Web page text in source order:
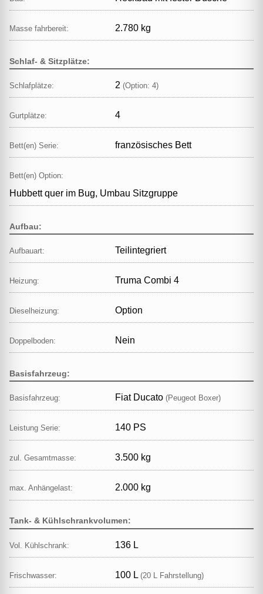
Masse fahrbereit: 2.780 kg
Schlaf- & Sitzplätze:
Schlafplätze: 2 (Option: 4)
Gurtplätze: 4
Bett(en) Serie: französisches Bett
Bett(en) Option:
Hubbett quer im Bug, Umbau Sitzgruppe
Aufbau:
Aufbauart: Teilintegriert
Heizung: Truma Combi 4
Dieselheizung: Option
Doppelboden: Nein
Basisfahrzeug:
Basisfahrzeug: Fiat Ducato (Peugeot Boxer)
Leistung Serie: 140 PS
zul. Gesamtmasse: 3.500 kg
max. Anhängelast: 2.000 kg
Tank- & Kühlschrankvolumen:
Vol. Kühlschrank: 136 L
Frischwasser: 100 L (20 L Fahrstellung)